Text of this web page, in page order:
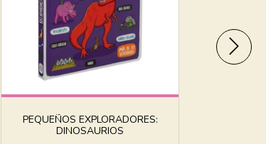
PEQUEÑOS EXPLORADORES:
DINOSAURIOS